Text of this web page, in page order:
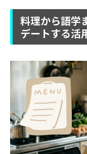
料理から語学
デートする活